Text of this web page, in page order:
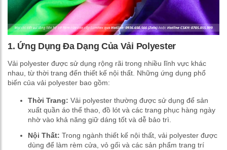
1. Ứng Dụng Đa Dạng Của Vải Polyester
Vải polyester được sử dụng rộng rãi trong nhiều lĩnh vực khác
nhau, từ thời trang đến thiết kế nội thất. Những ứng dụng phổ
biến của vải polyester bao gồm:
Thời Trang: Vải polyester thường được sử dụng để sản
xuất quần áo thể thao, đồ lót và các trang phục hàng ngày
nhờ vào khả năng giữ dáng tốt và dễ bảo trì.
Nội Thất: Trong ngành thiết kế nội thất, vải polyester được
dùng để làm rèm cửa, vỏ gối và các sản phẩm trang trí